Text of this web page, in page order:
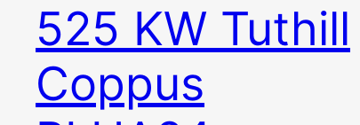
525 KW Tuthill
Coppus